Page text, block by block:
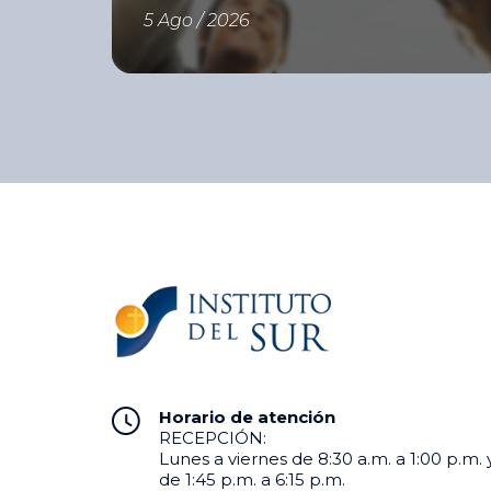
doble certificación del Instituto del
Sur e International Youth
Foundation (IYF). Con el objetivo de
nueva edición del Programa de
5 Ago / 2026
Horario de atención
RECEPCIÓN:
Lunes a viernes de 8:30 a.m. a 1:00 p.m.
de 1:45 p.m. a 6:15 p.m.